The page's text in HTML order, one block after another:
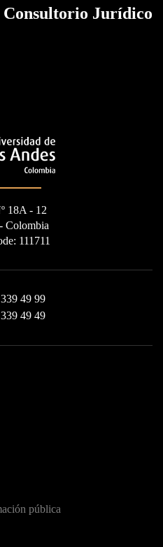
Consultorio Jurídico
18A - 12
Colombia
111711
49 99
49 49
pública